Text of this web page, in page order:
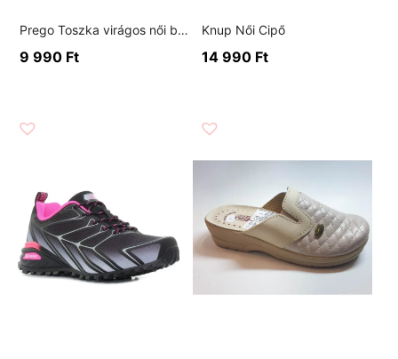
Prego Toszka virágos női bio klumpa
9 990 Ft
Knup Női Cipő
14 990 Ft